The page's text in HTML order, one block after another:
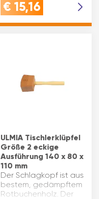
Stiellänge(mm): 300
Material Kopf: Stahl
€ 15,16
ULMIA Tischlerklüpfel
Größe 2 eckige
Ausführung 140 x 80 x
110 mm
Der Schlagkopf ist aus
bestem, gedämpftem
Rotbuchenholz. Der